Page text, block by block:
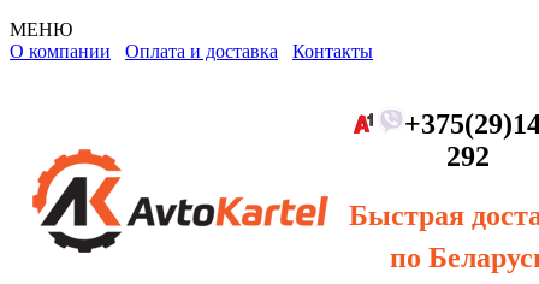
МЕНЮ
О компании Оплата и доставка Контакты
292
Быстрая
по